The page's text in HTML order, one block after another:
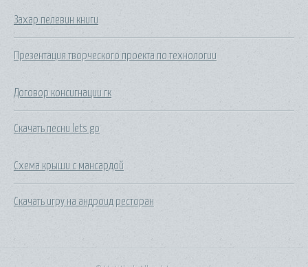
Захар пелевин книги
Презентация творческого проекта по технологии
Договор консигнации гк
Скачать песни lets go
Схема крыши с мансардой
Скачать игру на андроид ресторан